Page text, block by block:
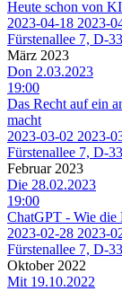
Heute schon von
2023-04-18 2023-
Fürstenallee 7, D-
März 2023
Don 2.03.2023
19:00
Das Recht auf ein
macht
2023-03-02 2023-
Fürstenallee 7, D-
Februar 2023
Die 28.02.2023
19:00
ChatGPT - Wie die
2023-02-28 2023-
Fürstenallee 7, D-
Oktober 2022
Mit 19.10.2022